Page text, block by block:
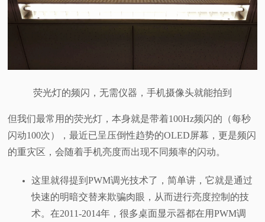
专
荧光灯的频闪，无需仪器，手机摄像头就能拍到
但我们最常用的荧光灯，本身就是带着100Hz频闪的（每秒
闪动100次），最近已呈压倒性趋势的OLED屏幕，更是频闪
的重灾区，会随着手机亮度而出现不同频率的闪动。
这里就得提到PWM调光技术了，简单讲，它就是通过
快速的明暗交替来欺骗肉眼，从而进行亮度控制的技
术。在2011-2014年，很多桌面显示器都在用PWM调